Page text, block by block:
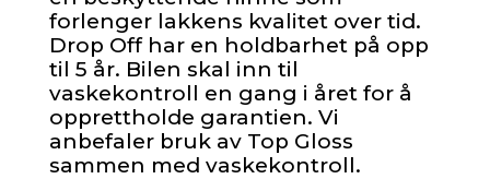
forlenger lakkens kvalitet over tid.
Drop Off har en holdbarhet på opp
til 5 år. Bilen skal inn til
vaskekontroll en gang i året for å
opprettholde garantien. Vi
anbefaler bruk av Top Gloss
sammen med vaskekontroll.